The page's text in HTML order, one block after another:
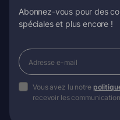
Abonnez-vous pour des
spéciales et plus encore !
Vous avez lu notre
recevoir les